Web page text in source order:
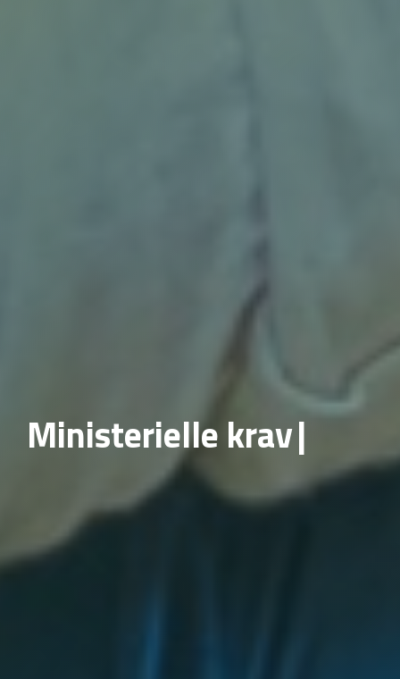
Ministerielle krav